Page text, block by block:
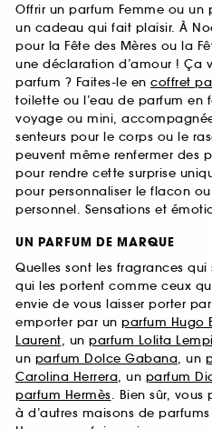
Offrir un parfum Femme ou un
un cadeau qui fait plaisir. À
pour la Fête des Mères ou la
une déclaration d’amour ! Ça
parfum ? Faites-le en coffret
toilette ou l’eau de parfum en
voyage ou mini,
senteurs pour le corps ou le
peuvent même renfermer des
pour rendre cette surprise
pour personnaliser le flacon
personnel. Sensations et
UN PARFUM DE MARQUE
Quelles sont les fragrances
qui les portent comme ceux
envie de vous laisser porter
emporter par un parfum Hugo
Laurent, un parfum Lolita
un parfum Dolce Gabana, un
Carolina Herrera, un parfum
parfum Hermès. Bien sûr,
à d’autres maisons de